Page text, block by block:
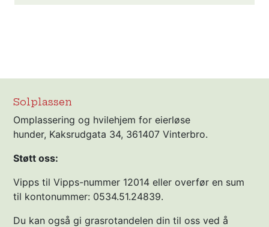
Solplassen
Omplassering og hvilehjem for eierløse
hunder, Kaksrudgata 34, 361407 Vinterbro.
Støtt oss:
Vipps til Vipps-nummer 12014 eller overfør en sum
til kontonummer: 0534.51.24839.
Du kan også gi grasrotandelen din til oss ved å